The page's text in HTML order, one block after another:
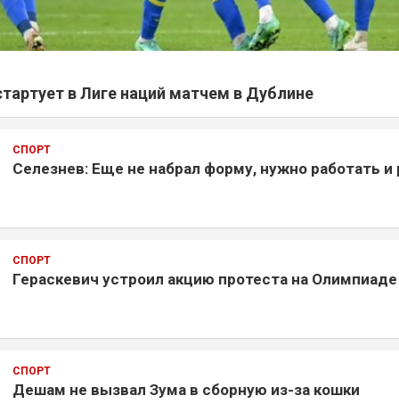
в Лиге наций матчем в Дублине
СПОРТ
Селезнев: Еще не набрал форму, нужно работать и
СПОРТ
Гераскевич устроил акцию протеста на Олимпиаде
СПОРТ
Дешам не вызвал Зума в сборную из-за кошки